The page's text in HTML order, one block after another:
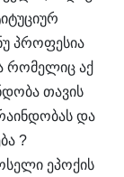
პროფესია
რომელიც აქ
თავის
და
?
ეპოქის